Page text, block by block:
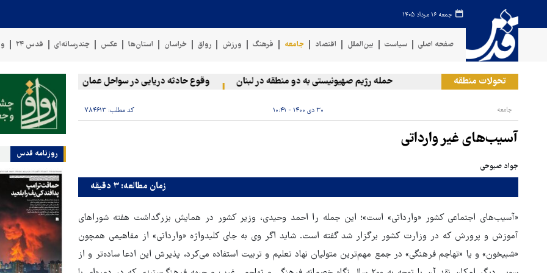
جمعه ۱۶ مرداد ۱۴۰۵
صفحه اصلی سیاست بین‌الملل اقتصاد جامعه فرهنگ ورزش رواق خراسان استان‌ها عکس چندرسانه‌ای قدس ۲۴
تحولات منطقه حمله رژیم صهیونیستی به دو منطقه در لبنان وقوع حادثه دریایی در سواحل عمان سخنگوی نیروهای
جامعه ۳۰ دی ۱۴۰۰ - ۱۰:۴۱ کد مطلب: ۷۸۴۶۱۳
آسیب‌های غیر وارداتی
جواد صبوحی
زمان مطالعه: ۳ دقیقه
«آسیب‌های اجتماعی کشور «وارداتی» است»؛ این جمله را احمد وحیدی، وزیر کشور در همایش بزرگداشت هفته شوراهای
آموزش و پرورش که در وزارت کشور برگزار شد گفته است. شاید اگر وی به جای کلیدواژه «وارداتی» از مفاهیمی همچون
«شبیخون» و یا «تهاجم فرهنگی» در جمع مهم‌ترین متولیان نهاد تعلیم و تربیت استفاده می‌کرد، پذیرش این ادعا ساده‌تر و از
روزنامه قدس